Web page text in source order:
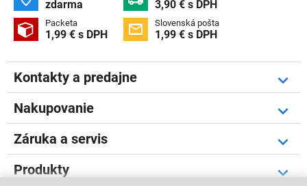
zdarma 3,90 € s DPH
 Packeta
1,99 € s DPH  Slovenská pošta
1,99 € s DPH
Kontakty a predajne
Nakupovanie
Záruka a servis
Produkty